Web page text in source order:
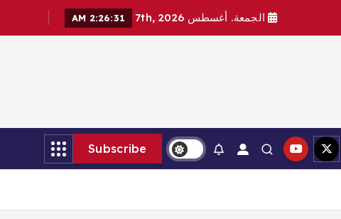
الجمعة. أغسطس 7th, 2026 2:26:33 AM
Subscribe